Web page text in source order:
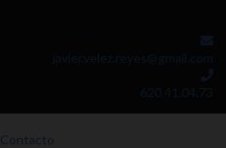
javier.velez.reyes@gmail.com
620.41.04.73
Contacto